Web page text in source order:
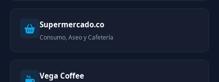
Supermercado.co
Consumo, Aseo y Cafetería
Vega Coffee